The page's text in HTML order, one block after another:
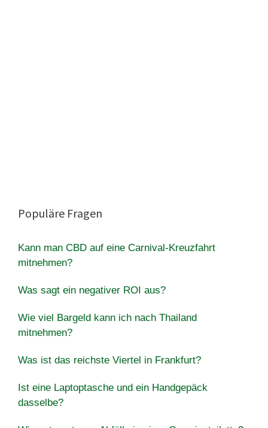
Populäre Fragen
Kann man CBD auf eine Carnival-Kreuzfahrt
mitnehmen?
Was sagt ein negativer ROI aus?
Wie viel Bargeld kann ich nach Thailand
mitnehmen?
Was ist das reichste Viertel in Frankfurt?
Ist eine Laptoptasche und ein Handgepäck
dasselbe?